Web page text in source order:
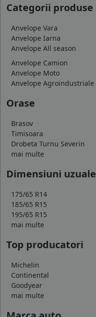
Categorii produse
Anvelope Vara
Anvelope Iarna
Anvelope All season
Anvelope Camion
Anvelope Moto
Anvelope Agroindustriale
Orase
Brasov
Timisoara
Drobeta Turnu Severin
mai multe
Dimensiuni uzuale
175/65 R14
185/65 R15
195/65 R15
mai multe
Top producatori
Michelin
Continental
Goodyear
mai multe